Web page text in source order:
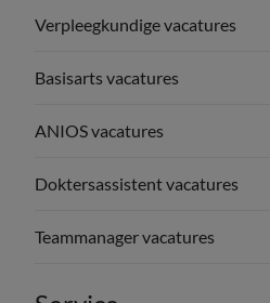
Verpleegkundige vacatures
Basisarts vacatures
ANIOS vacatures
Doktersassistent vacatures
Teammanager vacatures